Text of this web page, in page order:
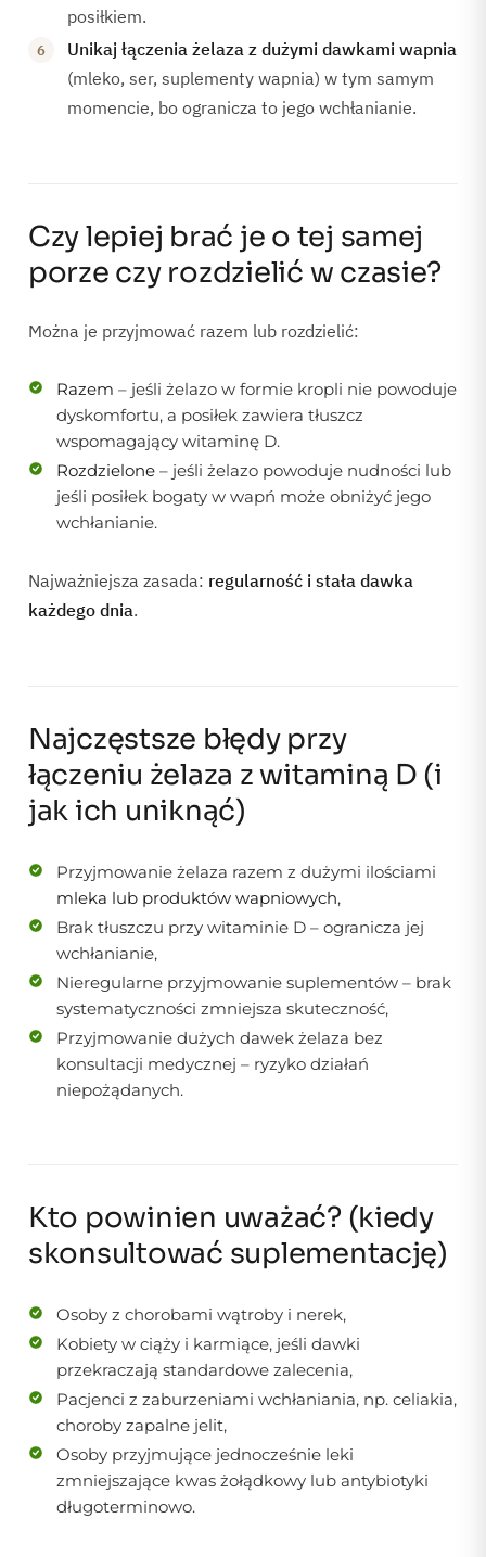
posiłkiem.
Unikaj łączenia żelaza z dużymi dawkami wapnia
(mleko, ser, suplementy wapnia) w tym samym
momencie, bo ogranicza to jego wchłanianie.
Czy lepiej brać je o tej samej
porze czy rozdzielić w czasie?
Można je przyjmować razem lub rozdzielić:
Razem – jeśli żelazo w formie kropli nie powoduje
dyskomfortu, a posiłek zawiera tłuszcz
wspomagający witaminę D.
Rozdzielone – jeśli żelazo powoduje nudności lub
jeśli posiłek bogaty w wapń może obniżyć jego
wchłanianie.
Najważniejsza zasada: regularność i stała dawka
każdego dnia.
Najczęstsze błędy przy
łączeniu żelaza z witaminą D (i
jak ich uniknąć)
Przyjmowanie żelaza razem z dużymi ilościami
mleka lub produktów wapniowych,
Brak tłuszczu przy witaminie D – ogranicza jej
wchłanianie,
Nieregularne przyjmowanie suplementów – brak
systematyczności zmniejsza skuteczność,
Przyjmowanie dużych dawek żelaza bez
konsultacji medycznej – ryzyko działań
niepożądanych.
Kto powinien uważać? (kiedy
skonsultować suplementację)
Osoby z chorobami wątroby i nerek,
Kobiety w ciąży i karmiące, jeśli dawki
przekraczają standardowe zalecenia,
Pacjenci z zaburzeniami wchłaniania, np. celiakia,
choroby zapalne jelit,
Osoby przyjmujące jednocześnie leki
zmniejszające kwas żołądkowy lub antybiotyki
długoterminowo.